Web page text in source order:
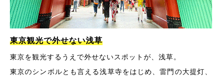
東京観光で外せない浅草
東京を観光するうえで外せないスポットが、浅草。
東京のシンボルとも言える浅草寺をはじめ、雷門の大提灯、